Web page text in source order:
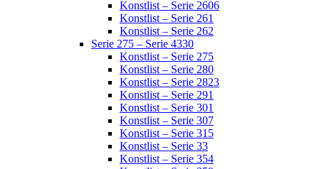
Konstlist – Serie 2606
Konstlist – Serie 261
Konstlist – Serie 262
Serie 275 – Serie 4330
Konstlist – Serie 275
Konstlist – Serie 280
Konstlist – Serie 2823
Konstlist – Serie 291
Konstlist – Serie 301
Konstlist – Serie 307
Konstlist – Serie 315
Konstlist – Serie 33
Konstlist – Serie 354